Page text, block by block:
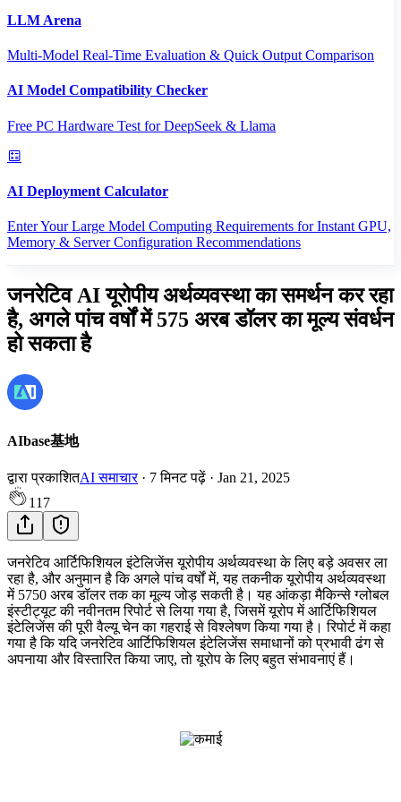
LLM Arena
Multi-Model Real-Time Evaluation & Quick Output Comparison
AI Model Compatibility Checker
Free PC Hardware Test for DeepSeek & Llama
AI Deployment Calculator
Enter Your Large Model Computing Requirements for Instant GPU,
Memory & Server Configuration Recommendations
जनरेटिव AI यूरोपीय अर्थव्यवस्था का समर्थन कर रहा
है, अगले पांच वर्षों में 575 अरब डॉलर का मूल्य संवर्धन
हो सकता है
AIbase基地
द्वारा प्रकाशितAI समाचार· 7 मिनट पढ़ें · Jan 21, 2025
117
जनरेटिव आर्टिफिशियल इंटेलिजेंस यूरोपीय अर्थव्यवस्था के लिए बड़े अवसर ला
रहा है, और अनुमान है कि अगले पांच वर्षों में, यह तकनीक यूरोपीय अर्थव्यवस्था
में 5750 अरब डॉलर तक का मूल्य जोड़ सकती है। यह आंकड़ा मैकिन्से ग्लोबल
इंस्टीट्यूट की नवीनतम रिपोर्ट से लिया गया है, जिसमें यूरोप में आर्टिफिशियल
इंटेलिजेंस की पूरी वैल्यू चेन का गहराई से विश्लेषण किया गया है। रिपोर्ट में कहा
गया है कि यदि जनरेटिव आर्टिफिशियल इंटेलिजेंस समाधानों को प्रभावी ढंग से
अपनाया और विस्तारित किया जाए, तो यूरोप के लिए बहुत संभावनाएं हैं।